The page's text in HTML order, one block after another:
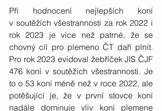
Při hodnocení nejlepších koní
v soutěžích všestrannosti za rok 2022 i
rok 2023 je více než patrné, že se
chovný cíl pro plemeno ČT daří plnit.
Pro rok 2023 evidoval žebříček JIS ČJF
476 koní v soutěžích všestrannosti. Je
to o 53 koní méně než v roce 2022, ale
potěšující je, že v první stovce koní
nadále dominuje vliv koní plemene